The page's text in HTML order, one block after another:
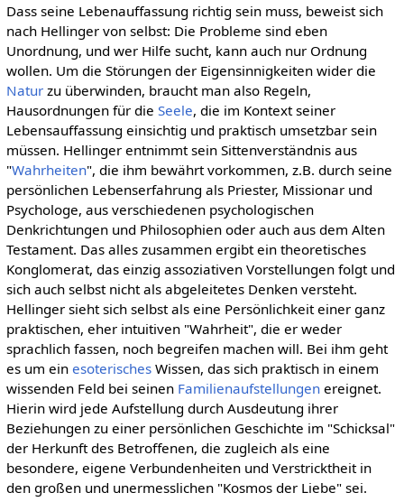
Dass seine Lebenauffassung richtig sein muss, beweist sich
nach Hellinger von selbst: Die Probleme sind eben
Unordnung, und wer Hilfe sucht, kann auch nur Ordnung
wollen. Um die Störungen der Eigensinnigkeiten wider die
Naturzu überwinden, braucht man also Regeln,
Hausordnungen für die Seele, die im Kontext seiner
Lebensauffassung einsichtig und praktisch umsetzbar sein
müssen. Hellinger entnimmt sein Sittenverständnis aus
"Wahrheiten", die ihm bewährt vorkommen, z.B. durch seine
persönlichen Lebenserfahrung als Priester, Missionar und
Psychologe, aus verschiedenen psychologischen
Denkrichtungen und Philosophien oder auch aus dem Alten
Testament. Das alles zusammen ergibt ein theoretisches
Konglomerat, das einzig assoziativen Vorstellungen folgt und
sich auch selbst nicht als abgeleitetes Denken versteht.
Hellinger sieht sich selbst als eine Persönlichkeit einer ganz
praktischen, eher intuitiven "Wahrheit", die er weder
sprachlich fassen, noch begreifen machen will. Bei ihm geht
es um ein esoterischesWissen, das sich praktisch in einem
wissenden Feld bei seinen Familienaufstellungenereignet.
Hierin wird jede Aufstellung durch Ausdeutung ihrer
Beziehungen zu einer persönlichen Geschichte im "Schicksal"
der Herkunft des Betroffenen, die zugleich als eine
besondere, eigene Verbundenheiten und Verstricktheit in
den großen und unermesslichen "Kosmos der Liebe" sei.